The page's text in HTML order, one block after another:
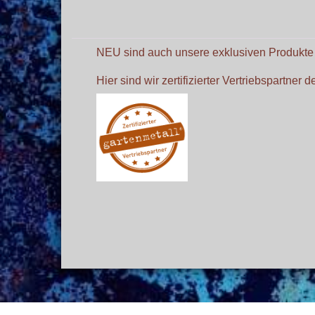
NEU sind auch unsere exklusiven
Hier sind wir zertifizierter Vertriebspartner